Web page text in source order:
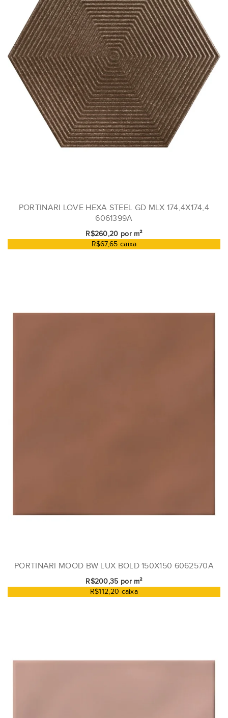
PORTINARI LOVE HEXA STEEL GD MLX 174,4X174,4
6061399A
R$260,20 por m²
R$67,65 caixa
PORTINARI MOOD BW LUX BOLD 150X150 6062570A
R$200,35 por m²
R$112,20 caixa